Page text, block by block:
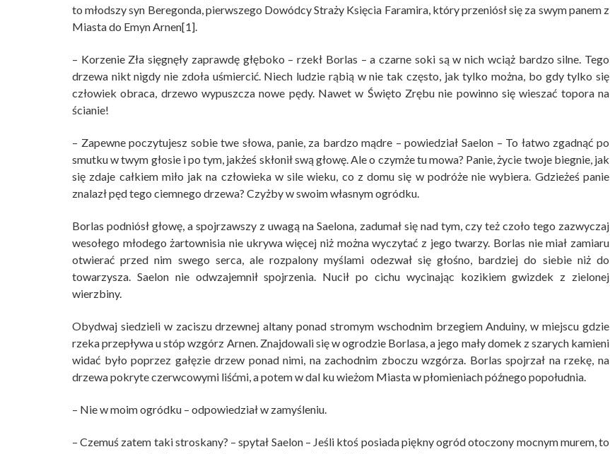
to młodszy syn Beregonda, pierwszego Dowódcy Straży Księcia Faramira, który przeniósł się za swym panem z
Miasta do Emyn Arnen[1].
– Korzenie Zła sięgnęły zaprawdę głęboko – rzekł Borlas – a czarne soki są w nich wciąż bardzo silne. Tego
drzewa nikt nigdy nie zdoła uśmiercić. Niech ludzie rąbią w nie tak często, jak tylko można, bo gdy tylko się
człowiek obraca, drzewo wypuszcza nowe pędy. Nawet w Święto Zrębu nie powinno się wieszać topora na
ścianie!
– Zapewne poczytujesz sobie twe słowa, panie, za bardzo mądre – powiedział Saelon – To łatwo zgadnąć po
smutku w twym głosie i po tym, jakżeś skłonił swą głowę. Ale o czymże tu mowa? Panie, życie twoje biegnie, jak
się zdaje całkiem miło jak na człowieka w sile wieku, co z domu się w podróże nie wybiera. Gdzieżeś panie
znalazł pęd tego ciemnego drzewa? Czyżby w swoim własnym ogródku.
Borlas podniósł głowę, a spojrzawszy z uwagą na Saelona, zadumał się nad tym, czy też czoło tego zazwyczaj
wesołego młodego żartownisia nie ukrywa więcej niż można wyczytać z jego twarzy. Borlas nie miał zamiaru
otwierać przed nim swego serca, ale rozpalony myślami odezwał się głośno, bardziej do siebie niż do
towarzysza. Saelon nie odwzajemnił spojrzenia. Nucił po cichu wycinając kozikiem gwizdek z zielonej
wierzbiny.
Obydwaj siedzieli w zaciszu drzewnej altany ponad stromym wschodnim brzegiem Anduiny, w miejscu gdzie
rzeka przepływa u stóp wzgórz Arnen. Znajdowali się w ogrodzie Borlasa, a jego mały domek z szarych kamieni
widać było poprzez gałęzie drzew ponad nimi, na zachodnim zboczu wzgórza. Borlas spojrzał na rzekę, na
drzewa pokryte czerwcowymi liśćmi, a potem w dal ku wieżom Miasta w płomieniach późnego popołudnia.
– Nie w moim ogródku – odpowiedział w zamyśleniu.
– Czemuś zatem taki stroskany? – spytał Saelon – Jeśli ktoś posiada piękny ogród otoczony mocnym murem, to